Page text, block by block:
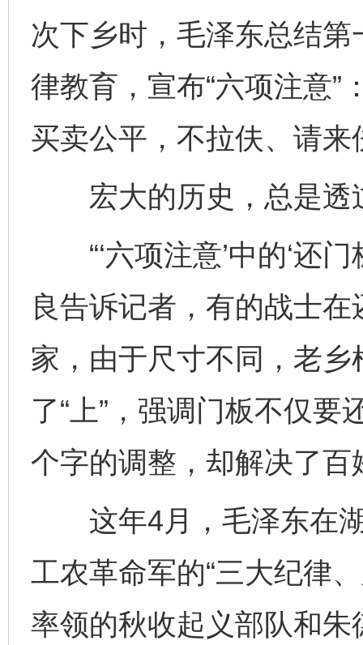
次下乡时，毛泽东总结
律教育，宣布“六项注意”
买卖公平，不拉伕、请
宏大的历史，总是透
“‘六项注意’中的‘还门
良告诉记者，有的战士
家，由于尺寸不同，老乡
了“上”，强调门板不仅要
个字的调整，却解决了百
这年4月，毛泽东在湖
工农革命军的“三大纪律
率领的秋收起义部队和